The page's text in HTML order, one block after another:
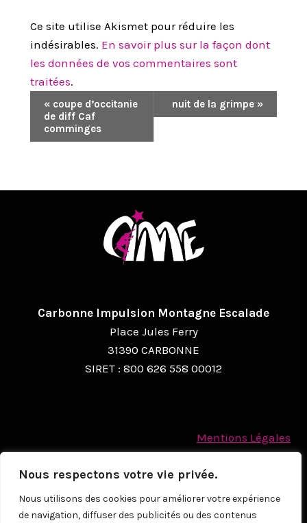
Nous respectons votre vie privée.
Nous utilisons des cookies pour améliorer votre expérience
de navigation, diffuser des publicités ou des contenus
Ce site utilise Akismet pour réduire les
indésirables. En savoir plus sur la façon dont
les données de vos commentaires sont
traitées.
E
M
E
« coupe d’occitanie
de diff Caf
comminges
nuit de la grimpe »
Carbonne Impulsion Montagne Escalade
Place Jules Ferry
31390 CARBONNE
SIRET : 800 626 558 00012
Mentions Légales
Politique des cookies
Protection des Données à caractère personnel